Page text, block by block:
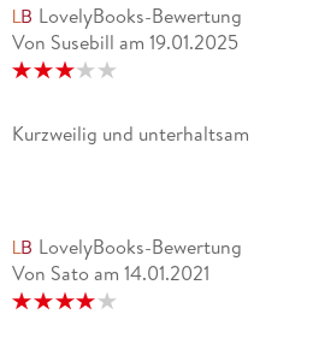
LovelyBooks-Bewertung
Von Susebill am 19.01.2025
Kurzweilig und unterhaltsam
LovelyBooks-Bewertung
Von Sato am 14.01.2021